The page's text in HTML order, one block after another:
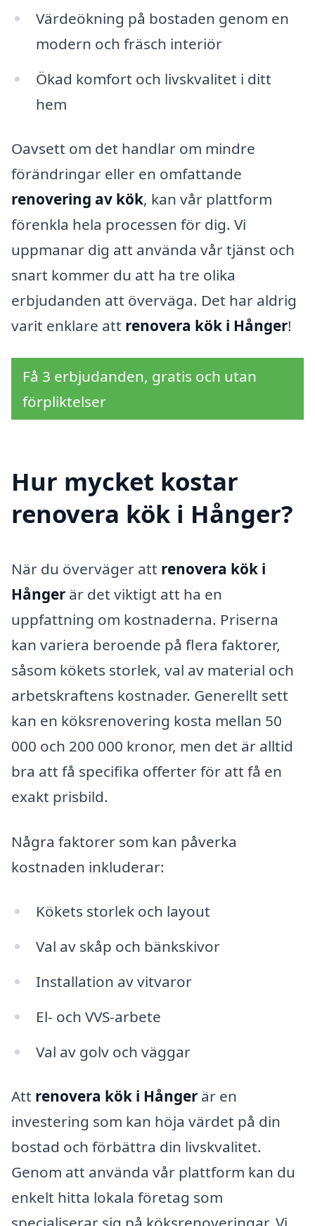
Värdeökning på bostaden genom en
modern och fräsch interiör
Ökad komfort och livskvalitet i ditt
hem
Oavsett om det handlar om mindre
förändringar eller en omfattande
renovering av kök, kan vår plattform
förenkla hela processen för dig. Vi
uppmanar dig att använda vår tjänst och
snart kommer du att ha tre olika
erbjudanden att överväga. Det har aldrig
varit enklare att renovera kök i Hånger!
Få 3 erbjudanden, gratis och utan
förpliktelser
Hur mycket kostar
renovera kök i Hånger?
När du överväger att renovera kök i
Hånger är det viktigt att ha en
uppfattning om kostnaderna. Priserna
kan variera beroende på flera faktorer,
såsom kökets storlek, val av material och
arbetskraftens kostnader. Generellt sett
kan en köksrenovering kosta mellan 50
000 och 200 000 kronor, men det är alltid
bra att få specifika offerter för att få en
exakt prisbild.
Några faktorer som kan påverka
kostnaden inkluderar:
Kökets storlek och layout
Val av skåp och bänkskivor
Installation av vitvaror
El- och VVS-arbete
Val av golv och väggar
Att renovera kök i Hånger är en
investering som kan höja värdet på din
bostad och förbättra din livskvalitet.
Genom att använda vår plattform kan du
enkelt hitta lokala företag som